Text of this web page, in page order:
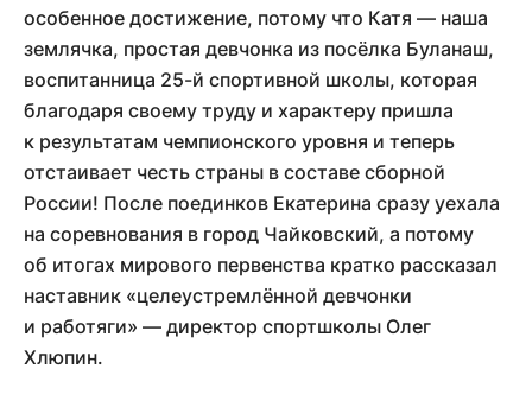
особенное достижение, потому что Катя — наша
землячка, простая девчонка из посёлка Буланаш,
воспитанница 25-й спортивной школы, которая
благодаря своему труду и характеру пришла
к результатам чемпионского уровня и теперь
отстаивает честь страны в составе сборной
России! После поединков Екатерина сразу уехала
на соревнования в город Чайковский, а потому
об итогах мирового первенства кратко рассказал
наставник «целеустремлённой девчонки
и работяги» — директор спортшколы Олег
Хлюпин.